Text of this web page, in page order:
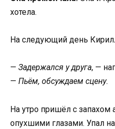
хотела.
На следующий день
— Задержался у друга, —
— Пьём, обсуждаем сцену.
На утро пришёл с запахом
опухшими глазами. Упал